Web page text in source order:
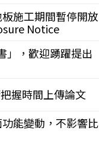
施工期間暫停開放
Notice
」，歡迎踴躍提出
握時間上傳論文
能變動，不影響比